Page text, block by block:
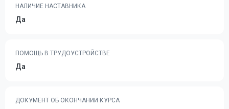
НАЛИЧИЕ НАСТАВНИКА
Да
ПОМОЩЬ В ТРУДОУСТРОЙСТВЕ
Да
ДОКУМЕНТ ОБ ОКОНЧАНИИ КУРСА